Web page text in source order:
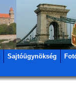
Sajtóügynökség